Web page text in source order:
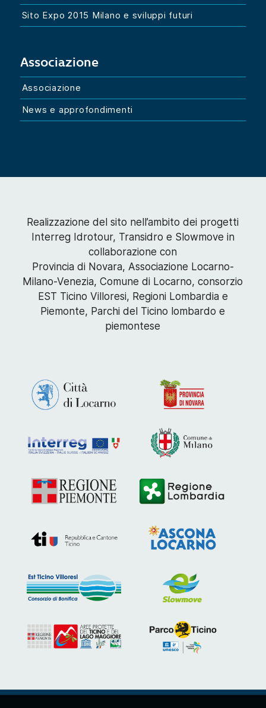
Sito Expo 2015 Milano e sviluppi futuri
Associazione
Associazione
News e approfondimenti
Realizzazione del sito nell’ambito dei progetti
Interreg Idrotour, Transidro e Slowmove in
collaborazione con
Provincia di Novara, Associazione Locarno-
Milano-Venezia, Comune di Locarno, consorzio
EST Ticino Villoresi, Regioni Lombardia e
Piemonte, Parchi del Ticino lombardo e
piemontese